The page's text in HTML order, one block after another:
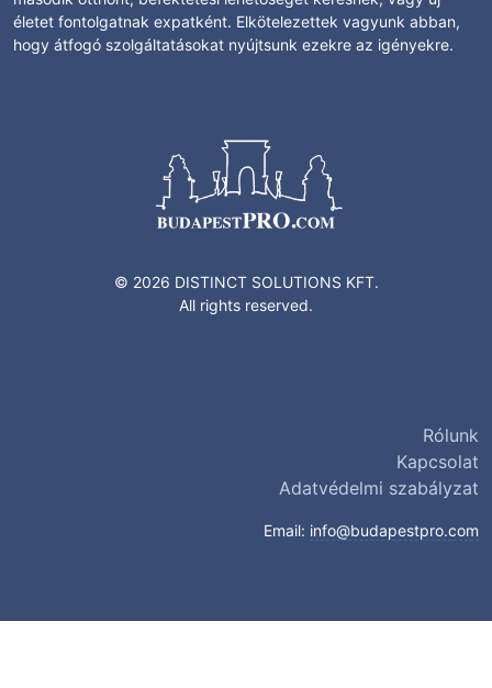
életet fontolgatnak expatként. Elkötelezettek vagyunk abban,
hogy átfogó szolgáltatásokat nyújtsunk ezekre az igényekre.
© 2026 DISTINCT SOLUTIONS KFT.
All rights reserved.
Rólunk
Kapcsolat
Adatvédelmi szabályzat
Email: info@budapestpro.com